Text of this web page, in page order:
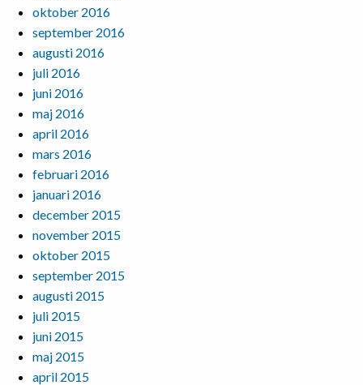
oktober 2016
september 2016
augusti 2016
juli 2016
juni 2016
maj 2016
april 2016
mars 2016
februari 2016
januari 2016
december 2015
november 2015
oktober 2015
september 2015
augusti 2015
juli 2015
juni 2015
maj 2015
april 2015